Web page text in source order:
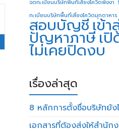
จดทะเบียนบริษัทพื้นที่เสี่ยงโควิดพังงา
ทะเบียนบริษัทพื้นที่เสี่ยงโควิดมุกดาหาร
สอบบัญชี เข้
ปัญหาภาษีเ
ไม่เคยปิดงบ
เรื่องล่าสุด
8 หลักการตั้งชื่อบริษัทยั
เอกสารที่ต้องส่งให้สำนั